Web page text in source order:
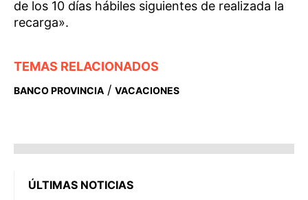
de los 10 días hábiles siguientes de realizada la
recarga».
TEMAS RELACIONADOS
BANCO PROVINCIA / VACACIONES
ÚLTIMAS NOTICIAS